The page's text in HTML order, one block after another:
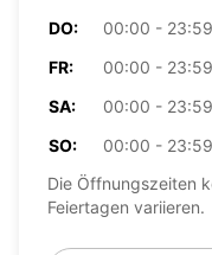
DO:
00:00 - 23:59
FR:
00:00 - 23:59
SA:
00:00 - 23:59
SO:
00:00 - 23:59
Die Öffnungszeiten
Feiertagen variieren.